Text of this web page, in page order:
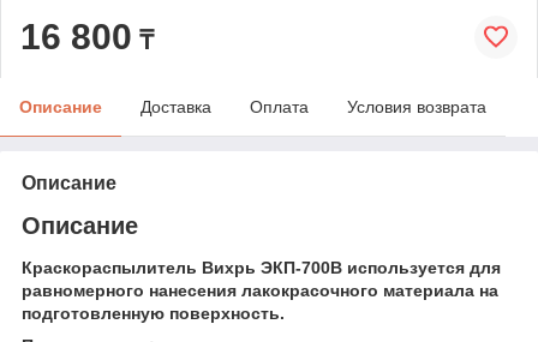
16 800 ₸
Описание Доставка Оплата Условия возврата
Описание
Описание
Краскораспылитель Вихрь ЭКП-700В используется для
равномерного нанесения лакокрасочного материала на
подготовленную поверхность.